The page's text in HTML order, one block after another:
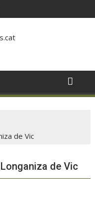
de Vic
de Vic